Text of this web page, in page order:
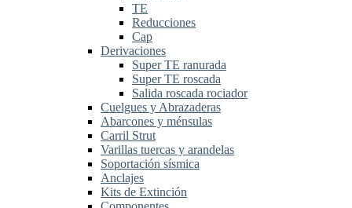
TE
Reducciones
Cap
Derivaciones
Super TE ranurada
Super TE roscada
Salida roscada rociador
Cuelgues y Abrazaderas
Abarcones y ménsulas
Carril Strut
Varillas tuercas y arandelas
Soportación sísmica
Anclajes
Kits de Extinción